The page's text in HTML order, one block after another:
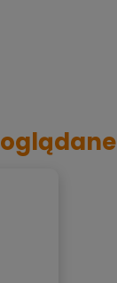
oglądane